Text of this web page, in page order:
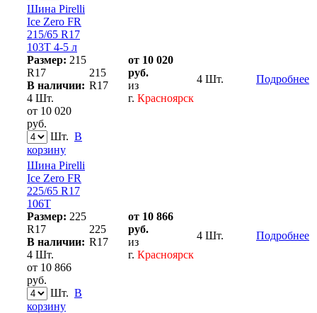
Шина Pirelli
Ice Zero FR
215/65 R17
103T 4-5 л
Размер: 215
R17
В наличии:
4 Шт.
от 10 020
руб.
Шт. В
корзину
215
R17
от 10 020
руб.
из
г. Красноярск
4 Шт. Подробнее
Шина Pirelli
Ice Zero FR
225/65 R17
106T
Размер: 225
R17
В наличии:
4 Шт.
от 10 866
руб.
Шт. В
корзину
225
R17
от 10 866
руб.
из
г. Красноярск
4 Шт. Подробнее